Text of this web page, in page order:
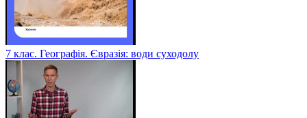
7 клас. Географія. Євразія: води суходолу